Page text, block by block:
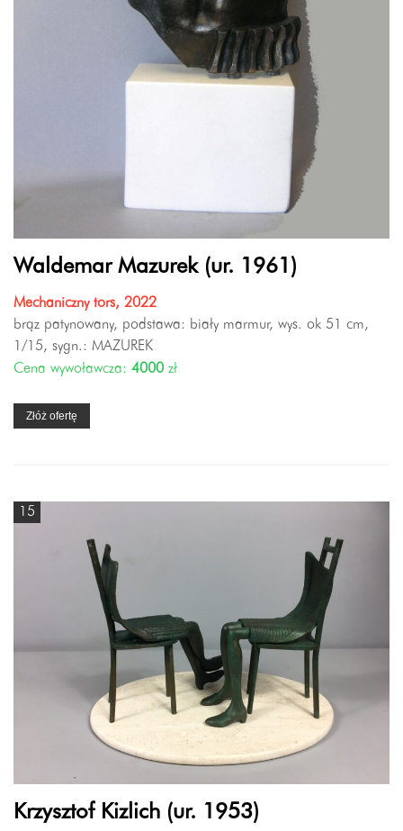
Waldemar Mazurek (ur. 1961)
Mechaniczny tors, 2022
brąz patynowany, podstawa: biały marmur, wys. ok 51 cm,
1/15, sygn.: MAZUREK
Cena wywoławcza: 4000 zł
Złóż ofertę
15
Krzysztof Kizlich (ur. 1953)